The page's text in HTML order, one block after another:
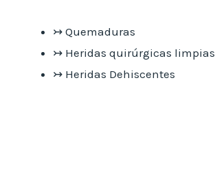
↣ Quemaduras
↣ Heridas quirúrgicas limpias
↣ Heridas Dehiscentes